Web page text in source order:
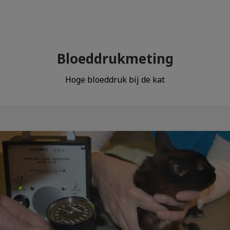
Bloeddrukmeting
Hoge bloeddruk bij de kat